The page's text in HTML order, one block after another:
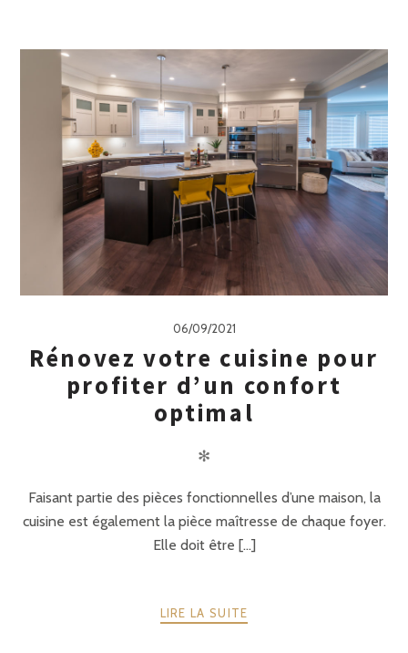
06/09/2021
Rénovez votre cuisine pour
profiter d’un confort
optimal
✻
Faisant partie des pièces fonctionnelles d’une maison, la
cuisine est également la pièce maîtresse de chaque foyer.
Elle doit être [...]
LIRE LA SUITE